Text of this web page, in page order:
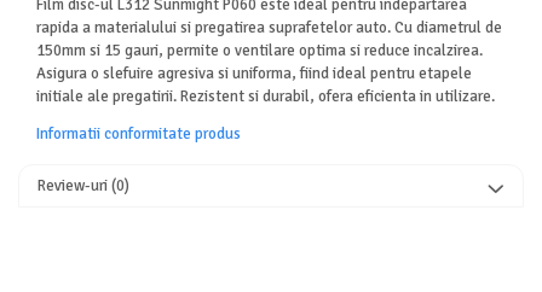
Film disc-ul L312 Sunmight P060 este ideal pentru indepartarea
rapida a materialului si pregatirea suprafetelor auto. Cu diametrul de
150mm si 15 gauri, permite o ventilare optima si reduce incalzirea.
Asigura o slefuire agresiva si uniforma, fiind ideal pentru etapele
initiale ale pregatirii. Rezistent si durabil, ofera eficienta in utilizare.
Informatii conformitate produs
Review-uri(0)